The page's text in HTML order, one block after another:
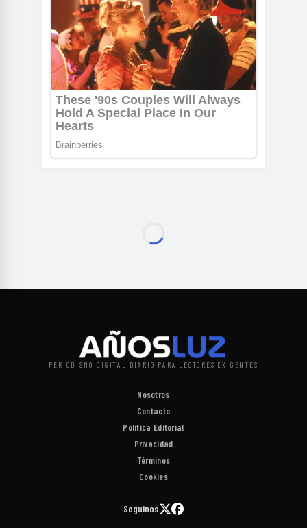
PERIODISMO DIGITAL DIARIO PARA LECTORES EXIGENTES
Nosotros
Contacto
Política Editorial
Privacidad
Términos
Cookies
Seguinos